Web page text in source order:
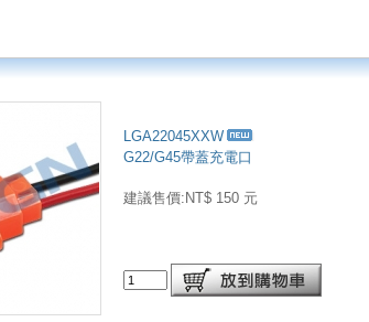
LGA22045XXW
G22/G45帶蓋充電口
建議售價:NT$ 150 元